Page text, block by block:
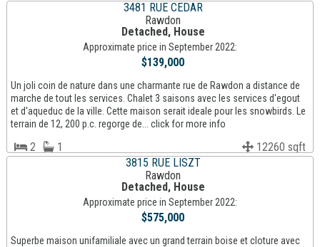
3481 RUE CEDAR
Rawdon
Detached, House
Approximate price in September 2022:
$139,000
Un joli coin de nature dans une charmante rue de Rawdon a distance de
marche de tout les services. Chalet 3 saisons avec les services d'egout
et d'aqueduc de la ville. Cette maison serait ideale pour les snowbirds. Le
terrain de 12, 200 p.c. regorge de... click for more info
2 1
12260 sqft
3815 RUE LISZT
Rawdon
Detached, House
Approximate price in September 2022:
$575,000
Superbe maison unifamiliale avec un grand terrain boise et cloture avec